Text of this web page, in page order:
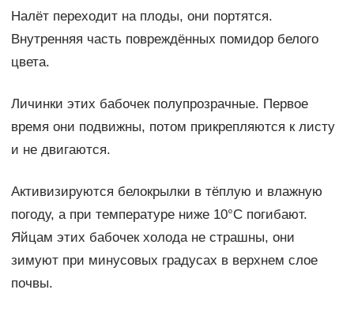
Налёт переходит на плоды, они портятся.
Внутренняя часть повреждённых помидор белого
цвета.
Личинки этих бабочек полупрозрачные. Первое
время они подвижны, потом прикрепляются к листу
и не двигаются.
Активизируются белокрылки в тёплую и влажную
погоду, а при температуре ниже 10°С погибают.
Яйцам этих бабочек холода не страшны, они
зимуют при минусовых градусах в верхнем слое
почвы.